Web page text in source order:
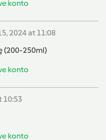
konto
2024 at 11:08
(200-250ml)
konto
10:53
konto